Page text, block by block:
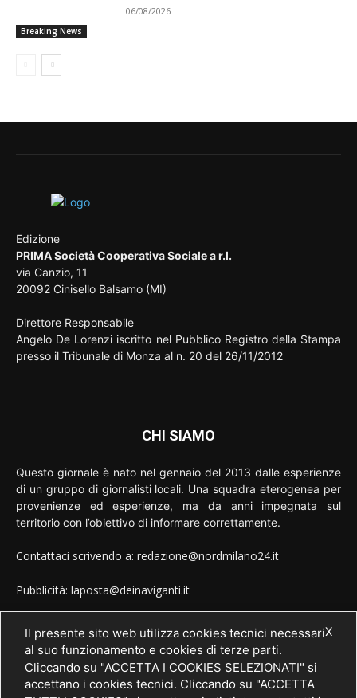
Breaking News
06/08/2026
Edizione
PRIMA Società Cooperativa Sociale a r.l.
via Canzio, 11
20092 Cinisello Balsamo (MI)
Direttore Responsabile
Angelo De Lorenzi iscritto nel Pubblico Registro della Stampa
presso il Tribunale di Monza al n. 20 del 26/11/2012
CHI SIAMO
Questo giornale è nato nel gennaio del 2013 dalle esperienze
di un gruppo di giornalisti locali. Una squadra eterogenea per
provenienze ed esperienze, ma da anni impegnata sul
territorio con l’obiettivo di informare correttamente.
Contattaci scrivendo a: redazione@nordmilano24.it
Pubblicità: laposta@deinaviganti.it
Tel. 389 1492573
SEGUICI
X
Il presente sito web utilizza cookies tecnici necessari
al suo funzionamento e cookies di terze parti.
Cliccando su "ACCETTA I COOKIES SELEZIONATI" si
accettano i cookies tecnici. Cliccando su "ACCETTA